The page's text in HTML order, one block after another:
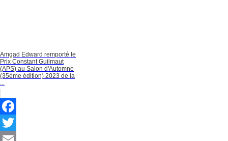
Amgad Edward remporté le
Prix Constant Guilmaut
(APS) au Salon d'Automne
(35ème édition) 2023 de la
...
Facebook
Twitter